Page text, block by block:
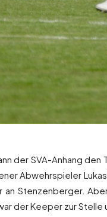
der SVA-Anhang
Abwehrspieler
Stenzenberger.
der Keeper zur Stelle